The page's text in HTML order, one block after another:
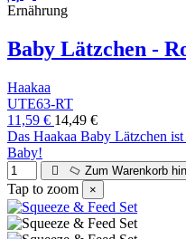
Ernährung
Baby Lätzchen -
Haakaa
UTE63-RT
11,59 € 14,49 €
Das Haakaa Baby Lätzchen
Baby!
Zum Warenkorb
Tap to zoom ×